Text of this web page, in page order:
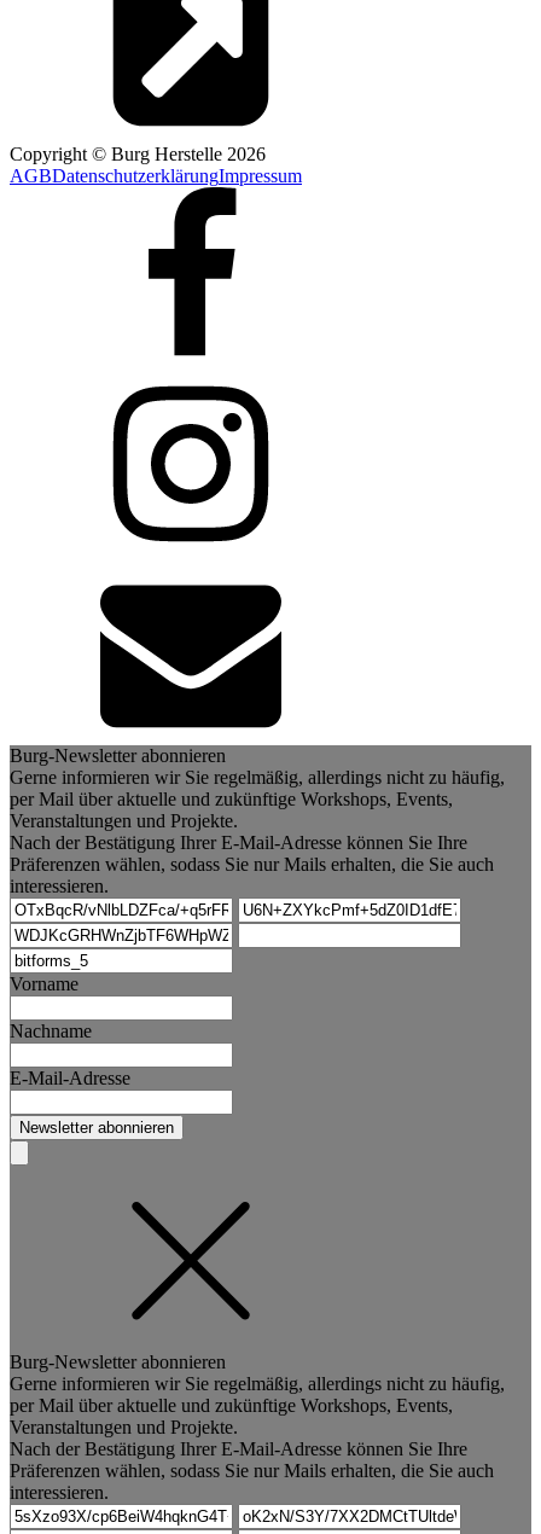
Copyright © Burg Herstelle 2026
AGBDatenschutzerklärungImpressum
Burg-Newsletter abonnieren
Gerne informieren wir Sie regelmäßig, allerdings nicht zu häufig,
per Mail über aktuelle und zukünftige Workshops, Events,
Veranstaltungen und Projekte.
Nach der Bestätigung Ihrer E-Mail-Adresse können Sie Ihre
Präferenzen wählen, sodass Sie nur Mails erhalten, die Sie auch
interessieren.
Vorname
Nachname
E-Mail-Adresse
Newsletter abonnieren
Burg-Newsletter abonnieren
Gerne informieren wir Sie regelmäßig, allerdings nicht zu häufig,
per Mail über aktuelle und zukünftige Workshops, Events,
Veranstaltungen und Projekte.
Nach der Bestätigung Ihrer E-Mail-Adresse können Sie Ihre
Präferenzen wählen, sodass Sie nur Mails erhalten, die Sie auch
interessieren.